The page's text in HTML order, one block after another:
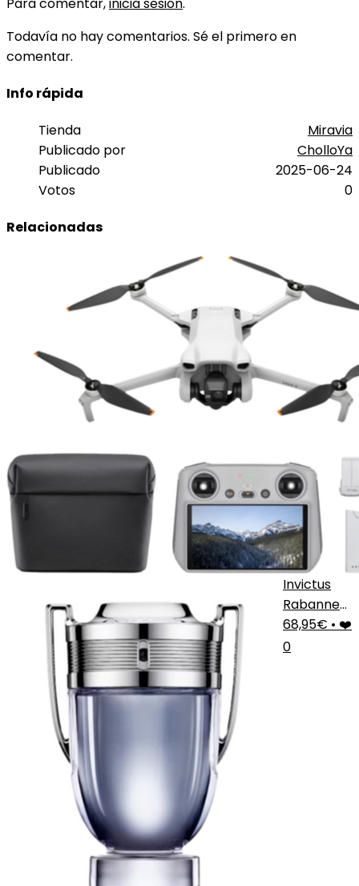
Todavía no hay comentarios. Sé el primero en
comentar.
Info rápida
Tienda
Miravia
Publicado por
CholloYa
Publicado
2025-06-24
Votos
0
Relacionadas
Invictus
Rabanne
Hombre
68,95€ • ❤️
0